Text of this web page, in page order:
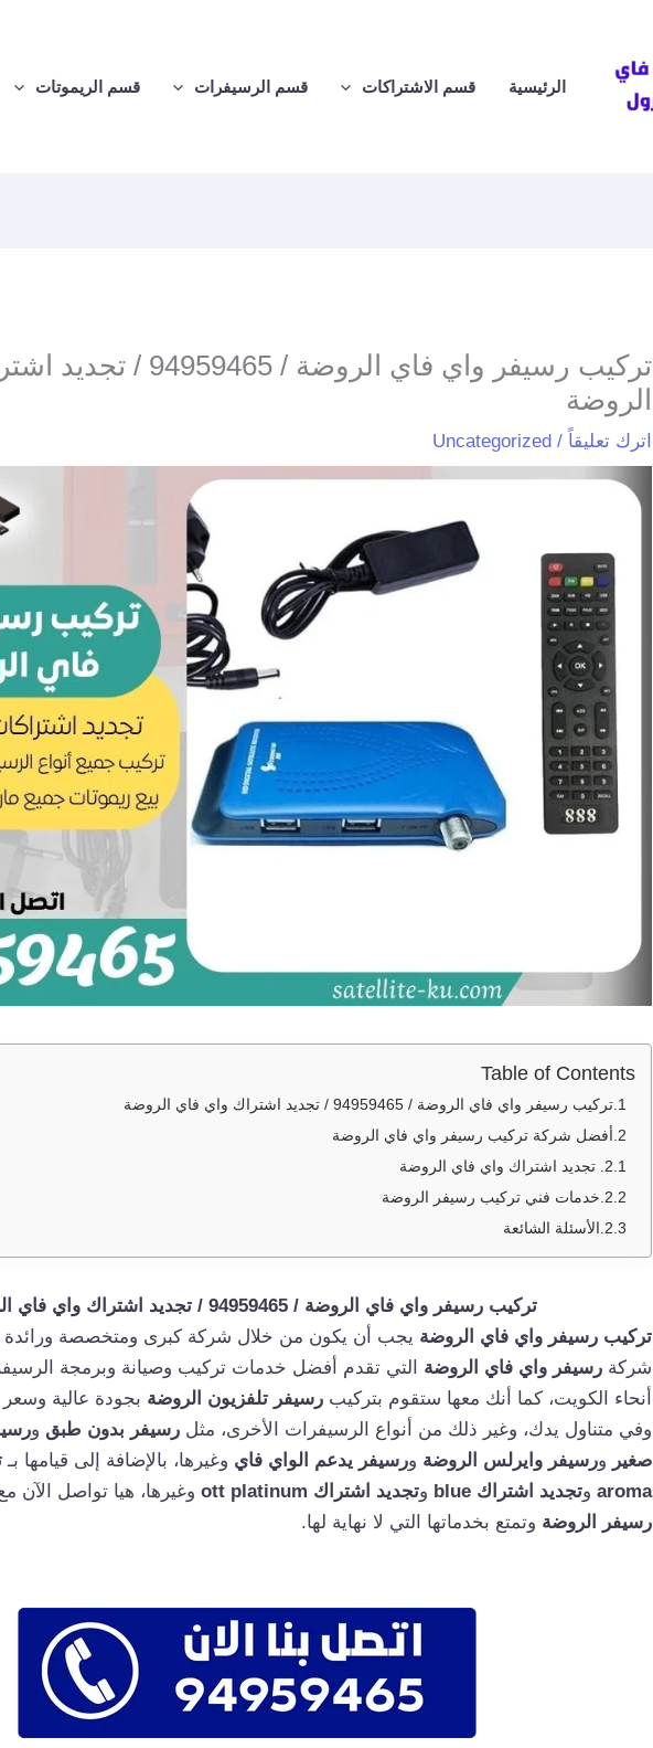
الرئيسية قسم الاشتراكات قسم الرسيفرات قسم الريموتات
تركيب رسيفر واي فاي الروضة /
الروضة
اترك تعليقاً /
Uncategorized
Table of Contents
تركيب رسيفر واي فاي الروضة / 94959465 / تجديد اشتراك واي فاي الروضة
أفضل شركة تركيب رسيفر واي فاي الروضة
تجديد اشتراك واي فاي الروضة
خدمات فني تركيب رسيفر الروضة
الأسئلة الشائعة
تركيب رسيفر واي فاي الروضة / 94959465 / تجديد اشتراك واي فاي الروضة
تركيب رسيفر واي فاي الروضة يجب أن يكون من خلال شركة كبرى ومتخصصة ورائدة
شركةرسيفر واي فاي الروضة
التي تقدم أفضل خدمات تركيب وصيانة وبرمجة
أنحاء الكويت، كما أنك معها ستقوم بتركيبرسيفر تلفزيون الروضة بجودة عالية وسعر
وفي متناول يدك، وغير ذلك من أنواع الرسيفرات الأخرى، مثلرسيفر بدون طبق و
صغير ورسيفر وايرلس الروضة ورسيفر يدعم الواي فاي وغيرها، بالإضافة إلى قيامها بـ
aroma وتجديد اشتراك blue وتجديد اشتراك ott platinum وغيرها، هيا تواصل الآن
رسيفر الروضة وتمتع بخدماتها التي لا نهاية لها.